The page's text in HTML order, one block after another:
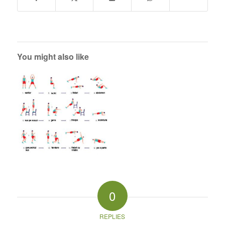
You might also like
0
REPLIES